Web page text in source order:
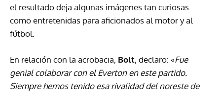
el resultado deja algunas imágenes tan curiosas
como entretenidas para aficionados al motor y al
fútbol.
En relación con la acrobacia, Bolt, declaro: «Fue
genial colaborar con el Everton en este partido.
Siempre hemos tenido esa rivalidad del noreste de